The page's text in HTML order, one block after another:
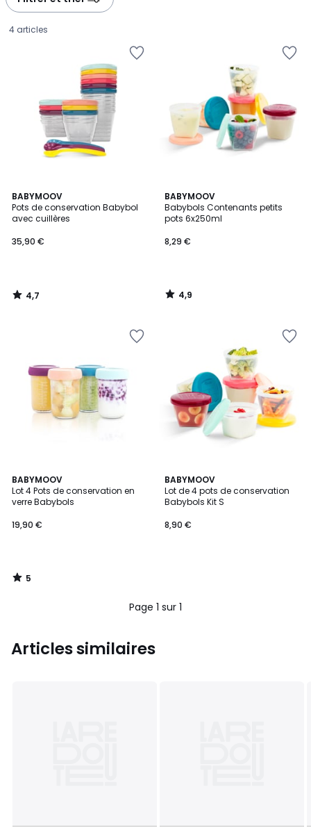
4 articles
BABYMOOV
Pots de conservation Babybol
avec cuillères
€.
35,90 €
4,7
/ 5
4,7
/
BABYMOOV
Babybols Contenants petits
pots 6x250ml
8,29 €
4,9
/ 5
4,9
/
BABYMOOV
Lot 4 Pots de conservation en
verre Babybols
19,90 €
5
/
5
5
/
BABYMOOV
Lot de 4 pots de conservation
Babybols Kit S
8,90 €
Page 1 sur 1
Articles similaires